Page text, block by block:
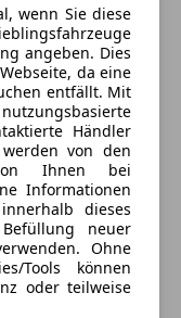
wenn Sie diese
angeben. Dies
da eine
entfällt. Mit
Händler
von den
Ihnen bei
Informationen
dieses
neuer
Ohne
Tools können
oder teilweise